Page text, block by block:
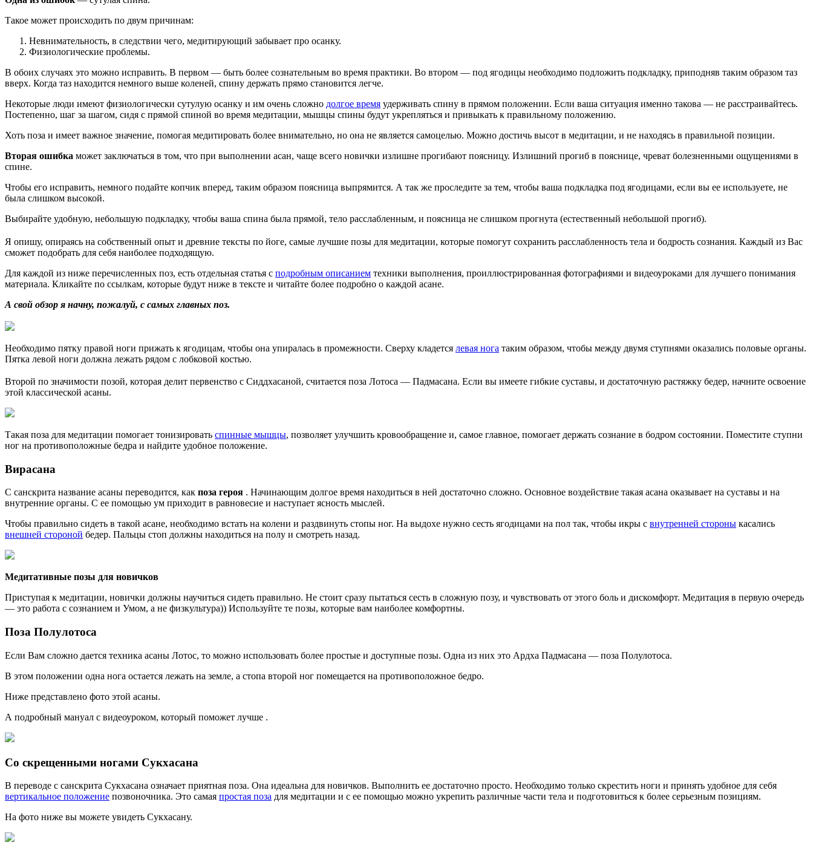
Такое может происходить по двум причинам:
Невнимательность, в следствии чего, медитирующий забывает про осанку.
Физиологические проблемы.
В обоих случаях это можно исправить. В первом — быть более сознательным во время практики. Во втором — под ягодицы необходимо подложить подкладку, приподняв таким образом таз
вверх. Когда таз находится немного выше коленей, спину держать прямо становится легче.
Некоторые люди имеют физиологически сутулую осанку и им очень сложно долгое время удерживать спину в прямом положении. Если ваша ситуация именно такова — не расстраивайтесь.
Постепенно, шаг за шагом, сидя с прямой спиной во время медитации, мышцы спины будут укрепляться и привыкать к правильному положению.
Хоть поза и имеет важное значение, помогая медитировать более внимательно, но она не является самоцелью. Можно достичь высот в медитации, и не находясь в правильной позиции.
Вторая ошибка может заключаться в том, что при выполнении асан, чаще всего новички излишне прогибают поясницу. Излишний прогиб в пояснице, чреват болезненными ощущениями в
спине.
Чтобы его исправить, немного подайте копчик вперед, таким образом поясница выпрямится. А так же проследите за тем, чтобы ваша подкладка под ягодицами, если вы ее используете, не
была слишком высокой.
Выбирайте удобную, небольшую подкладку, чтобы ваша спина была прямой, тело расслабленным, и поясница не слишком прогнута (естественный небольшой прогиб).
Я опишу, опираясь на собственный опыт и древние тексты по йоге, самые лучшие позы для медитации, которые помогут сохранить расслабленность тела и бодрость сознания. Каждый из Вас
сможет подобрать для себя наиболее подходящую.
Для каждой из ниже перечисленных поз, есть отдельная статья с подробным описанием техники выполнения, проиллюстрированная фотографиями и видеоуроками для лучшего понимания
материала. Кликайте по ссылкам, которые будут ниже в тексте и читайте более подробно о каждой асане.
А свой обзор я начну, пожалуй, с самых главных поз.
Необходимо пятку правой ноги прижать к ягодицам, чтобы она упиралась в промежности. Сверху кладется левая нога таким образом, чтобы между двумя ступнями оказались половые органы.
Пятка левой ноги должна лежать рядом с лобковой костью.
Второй по значимости позой, которая делит первенство с Сиддхасаной, считается поза Лотоса — Падмасана. Если вы имеете гибкие суставы, и достаточную растяжку бедер, начните освоение
этой классической асаны.
Такая поза для медитации помогает тонизировать спинные мышцы, позволяет улучшить кровообращение и, самое главное, помогает держать сознание в бодром состоянии. Поместите ступни
ног на противоположные бедра и найдите удобное положение.
Вирасана
С санскрита название асаны переводится, как поза героя . Начинающим долгое время находиться в ней достаточно сложно. Основное воздействие такая асана оказывает на суставы и на
внутренние органы. С ее помощью ум приходит в равновесие и наступает ясность мыслей.
Чтобы правильно сидеть в такой асане, необходимо встать на колени и раздвинуть стопы ног. На выдохе нужно сесть ягодицами на пол так, чтобы икры с внутренней стороны касались
внешней стороной бедер. Пальцы стоп должны находиться на полу и смотреть назад.
Медитативные позы для новичков
Приступая к медитации, новички должны научиться сидеть правильно. Не стоит сразу пытаться сесть в сложную позу, и чувствовать от этого боль и дискомфорт. Медитация в первую очередь
— это работа с сознанием и Умом, а не физкультура)) Используйте те позы, которые вам наиболее комфортны.
Поза Полулотоса
Если Вам сложно дается техника асаны Лотос, то можно использовать более простые и доступные позы. Одна из них это Ардха Падмасана — поза Полулотоса.
В этом положении одна нога остается лежать на земле, а стопа второй ног помещается на противоположное бедро.
Ниже представлено фото этой асаны.
А подробный мануал с видеоуроком, который поможет лучше .
Со скрещенными ногами Сукхасана
В переводе с санскрита Сукхасана означает приятная поза. Она идеальна для новичков. Выполнить ее достаточно просто. Необходимо только скрестить ноги и принять удобное для себя
вертикальное положение позвоночника. Это самая простая поза для медитации и с ее помощью можно укрепить различные части тела и подготовиться к более серьезным позициям.
На фото ниже вы можете увидеть Сукхасану.